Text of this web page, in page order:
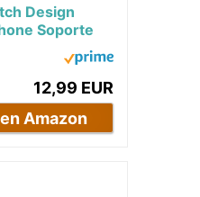
Design
Soporte
de
12,99 EUR
Amazon